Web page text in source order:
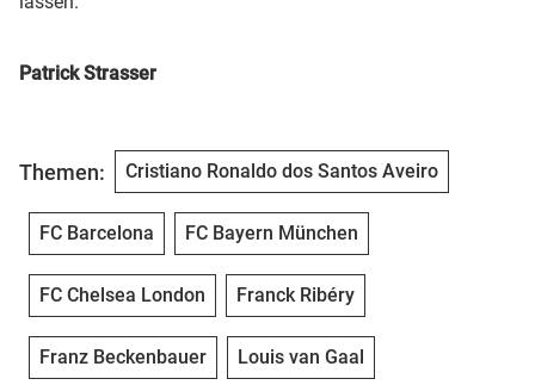
Patrick Strasser
Themen: Cristiano Ronaldo dos Santos Aveiro
FC Barcelona FC Bayern München
FC Chelsea London Franck Ribéry
Franz Beckenbauer Louis van Gaal